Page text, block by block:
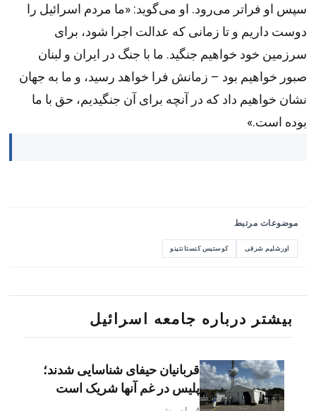
سپس او فراتر می‌رود. او می‌گوید: «ما مردم اسرائیل را
دوست داریم و تا زمانی که عدالت اجرا شود، برای
سرزمین خود خواهیم جنگید. ما با جنگ در ایران و لبنان
صبور خواهیم بود – زمانش فرا خواهد رسید، و ما به جهان
نشان خواهیم داد که در آنچه برای آن جنگیدیم، حق با ما
بوده است.»
موضوعات مرتبط
اورشلیم شرقی کوستیس کنستانتینو
بیشتر درباره جامعه اسرائیل
قربانیان حیفای شناسایی شدند؛
پلیس در غم آنها شریک است